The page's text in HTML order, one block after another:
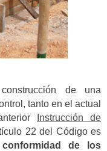
de una
tanto en el actual
Instrucción de
22 del Código es
de los